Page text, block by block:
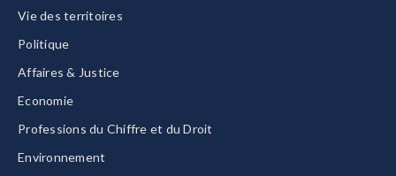
Vie des territoires
Politique
Affaires & Justice
Economie
Professions du Chiffre et du Droit
Environnement